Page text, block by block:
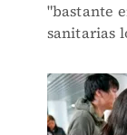
"bastante
sanitarias